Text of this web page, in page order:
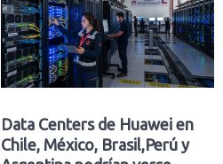
Data Centers de Huawei en
Chile, México, Brasil,Perú y